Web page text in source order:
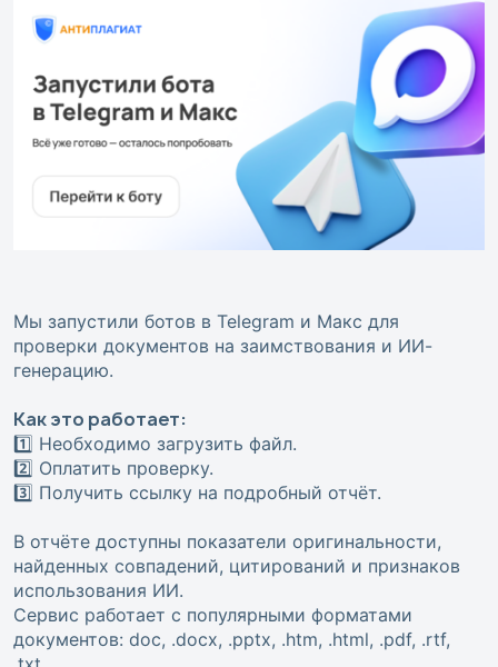
Мы запустили ботов в Telegram и Макс для
проверки документов на заимствования и ИИ-
генерацию.
Как это работает:
1️⃣ Необходимо загрузить файл.
2️⃣ Оплатить проверку.
3️⃣ Получить ссылку на подробный отчёт.
В отчёте доступны показатели оригинальности,
найденных совпадений, цитирований и признаков
использования ИИ.
Сервис работает с популярными форматами
документов: doc, .docx, .pptx, .htm, .html, .pdf, .rtf,